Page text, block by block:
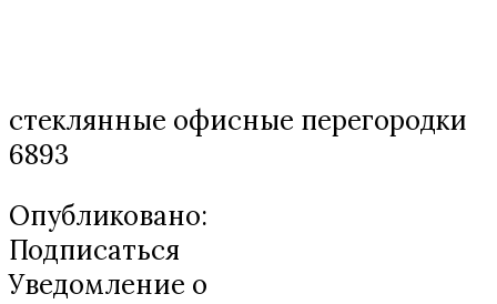
стеклянные офисные перегородки
6893
Опубликовано:
Подписаться
Уведомление о